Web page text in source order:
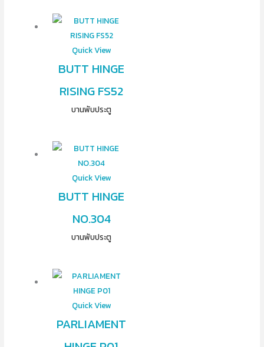
Quick View
BUTT HINGE
RISING FS52
บานพับประตู
Quick View
BUTT HINGE
NO.304
บานพับประตู
Quick View
PARLIAMENT